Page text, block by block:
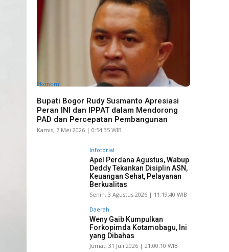
Ekonomi
Bupati Bogor Rudy Susmanto Apresiasi
Peran INI dan IPPAT dalam Mendorong
PAD dan Percepatan Pembangunan
Kamis, 7 Mei 2026 | 0:54:35 WIB
Infotorial
Apel Perdana Agustus, Wabup
Deddy Tekankan Disiplin ASN,
Keuangan Sehat, Pelayanan
Berkualitas
Senin, 3 Agustus 2026 | 11:19:40 WIB
Daerah
Weny Gaib Kumpulkan
Forkopimda Kotamobagu, Ini
yang Dibahas
Jumat, 31 Juli 2026 | 21:00:10 WIB